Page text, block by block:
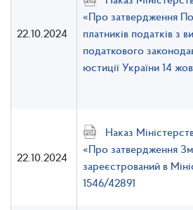
22.10.2024
«Про затвердження
платників податків з
податкового
юстиції України 14
22.10.2024
Наказ
«Про затвердження
зареєстрований в
1546/42891